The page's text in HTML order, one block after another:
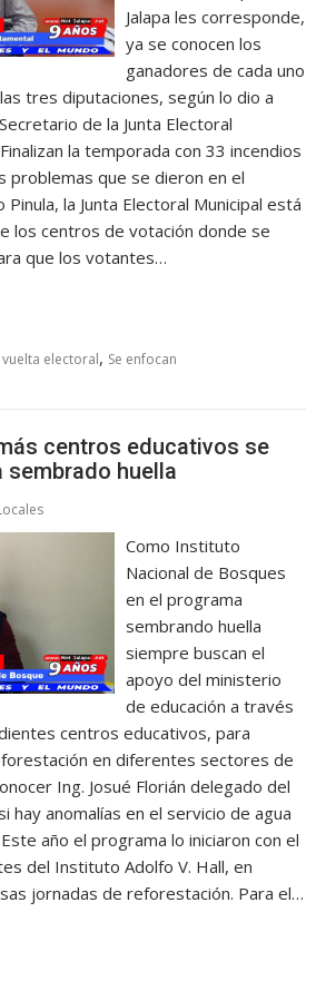
Jalapa les corresponde,
ya se conocen los
ganadores de cada uno
tres diputaciones, según lo dio a
de la Junta Electoral
la temporada con 33 incendios
problemas que se dieron en el
Pinula, la Junta Electoral Municipal está
los centros de votación donde se
que los votantes…
electoral, Se enfocan
centros educativos se
sembrado huella
Como Instituto
Nacional de Bosques
en el programa
sembrando huella
siempre buscan el
apoyo del ministerio
de educación a través
centros educativos, para
en diferentes sectores de
Ing. Josué Florián delegado del
hay anomalías en el servicio de agua
año el programa lo iniciaron con el
del Instituto Adolfo V. Hall, en
jornadas de reforestación. Para el…